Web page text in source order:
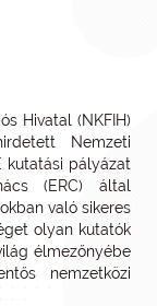
Hivatal (NKFIH)
Nemzeti
kutatási pályázat
(ERC) által
való sikeres
olyan kutatók
élmezőnyébe
nemzetközi